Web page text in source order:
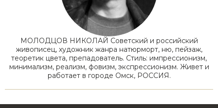
МОЛОДЦОВ НИКОЛАЙ Советский и российский
живописец, художник жанра натюрморт, ню, пейзаж,
теоретик цвета, препадователь. Стиль: импрессионизм,
минимализм, реализм, фовизм, экспрессионизм. Живет и
работает в городе Омск, РОССИЯ.